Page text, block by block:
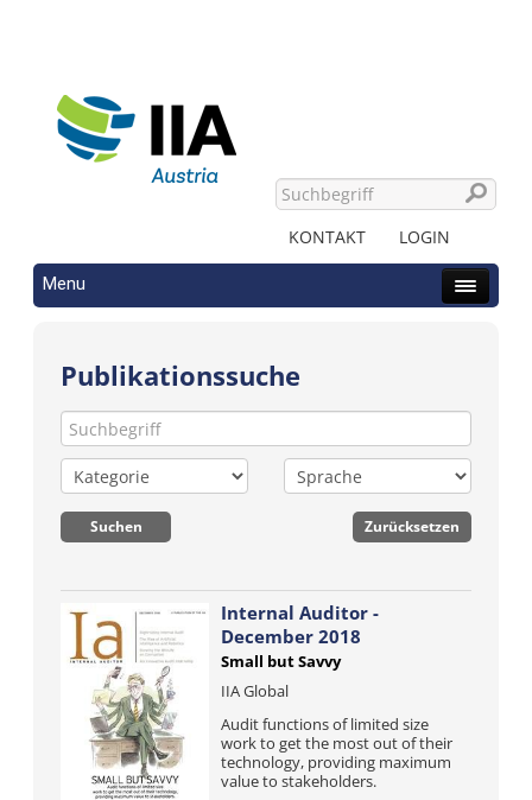
KONTAKT LOGIN
Menu
Publikationssuche
Internal Auditor -
December 2018
Small but Savvy
IIA Global
Audit functions of limited size
work to get the most out of their
technology, providing maximum
value to stakeholders.